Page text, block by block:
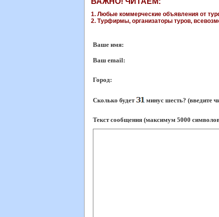
1. Любые коммерческие объявления от
2. Турфирмы, организаторы туров,
Ваше имя:
Ваш еmail:
Город:
Сколько будет минус шесть? (введите
Текст сообщения (максимум 5000